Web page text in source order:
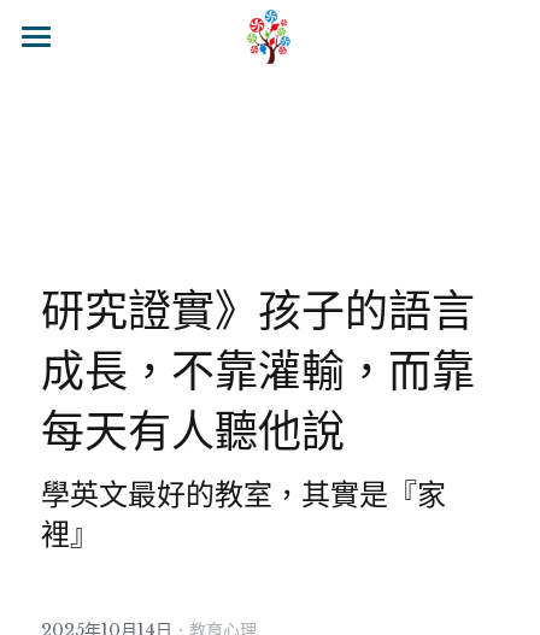
糖果樹理念
糖果樹Class Blog
幼兒全美探索班
小學全美基礎班
小學全美進階班
研究證實》孩子的語言
成長，不靠灌輸，而靠
每天有人聽他說
學英文最好的教室，其實是『家
裡』
2025年10月14日 · 教育心理